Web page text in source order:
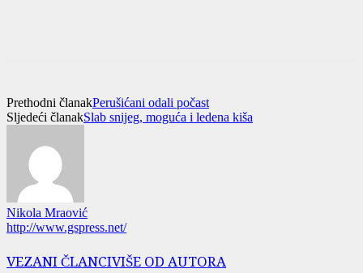
Prethodni članakPerušićani odali počast
Sljedeći članakSlab snijeg, moguća i ledena kiša
Nikola Mraović
http://www.gspress.net/
VEZANI ČLANCIVIŠE OD AUTORA